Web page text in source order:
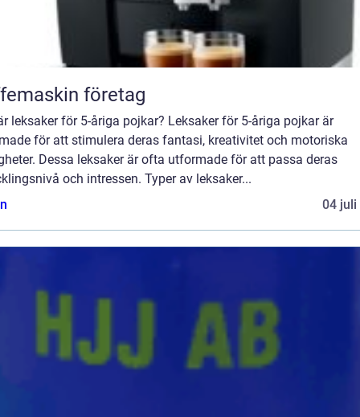
företag
leksaker för 5-åriga pojkar? Leksaker för 5-åriga pojkar är
för att stimulera deras fantasi, kreativitet och motoriska
Dessa leksaker är ofta utformade för att passa deras
och intressen. Typer av leksaker...
04 juli